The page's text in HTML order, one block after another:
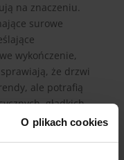
O plikach cookies
na znaczeniu.
surowe
wykończenie,
że drzwi
ale potrafią
gładkich